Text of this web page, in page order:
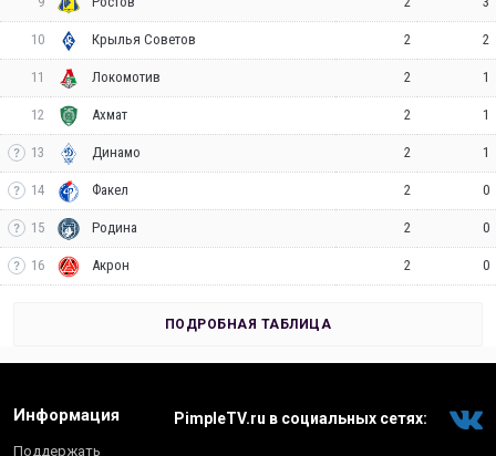
10 Крылья Советов 2 2
11 Локомотив 2 1
12 Ахмат 2 1
13 Динамо 2 1
14 Факел 2 0
15 Родина 2 0
16 Акрон 2 0
ПОДРОБНАЯ ТАБЛИЦА
Информация
Поддержать
PimpleTV.ru в социальных сетях: